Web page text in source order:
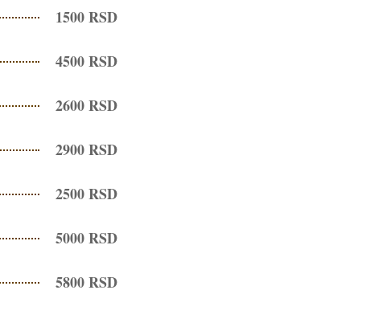
1500 RSD
4500 RSD
2600 RSD
2900 RSD
2500 RSD
5000 RSD
5800 RSD